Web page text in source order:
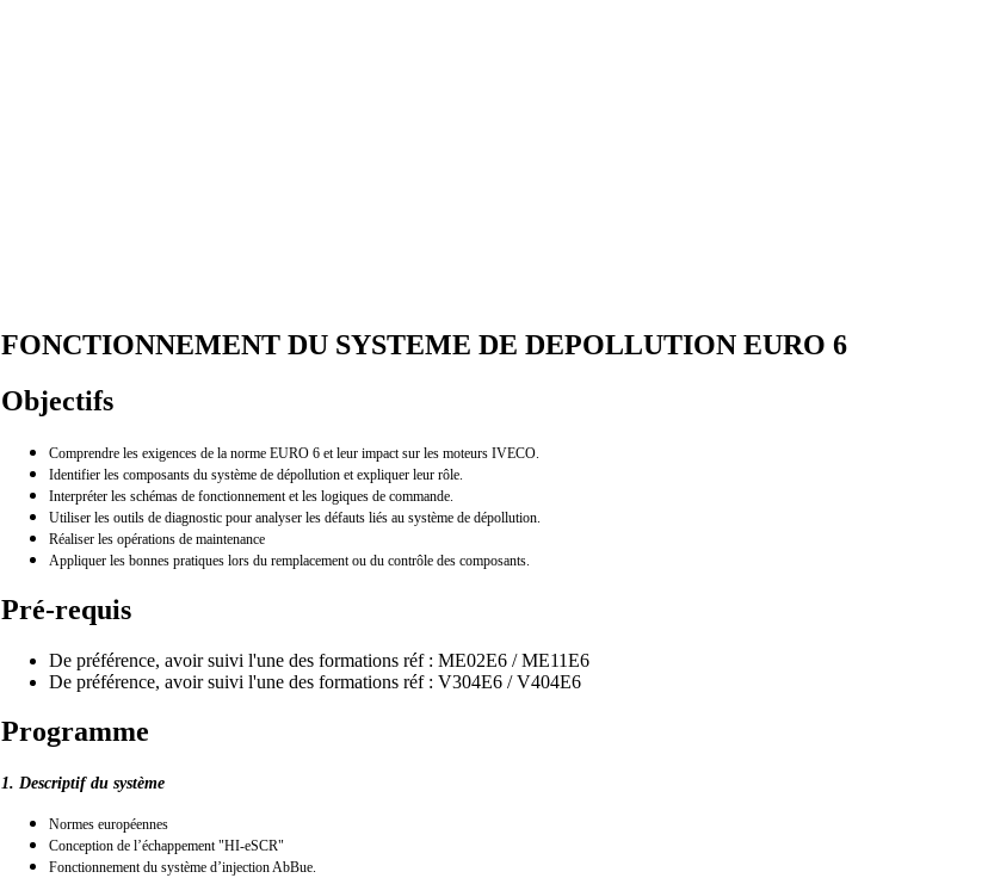
FONCTIONNEMENT DU SYSTEME DE DEPOLLUTION EURO 6
Objectifs
Comprendre les exigences de la norme EURO 6 et leur impact sur les moteurs IVECO.
Identifier les composants du système de dépollution et expliquer leur rôle.
Interpréter les schémas de fonctionnement et les logiques de commande.
Utiliser les outils de diagnostic pour analyser les défauts liés au système de dépollution.
Réaliser les opérations de maintenance
Appliquer les bonnes pratiques lors du remplacement ou du contrôle des composants.
Pré-requis
De préférence, avoir suivi l'une des formations réf : ME02E6 / ME11E6
De préférence, avoir suivi l'une des formations réf : V304E6 / V404E6
Programme
1. Descriptif du système
Normes européennes
Conception de l’échappement "HI-eSCR"
Fonctionnement du système d’injection AbBue.